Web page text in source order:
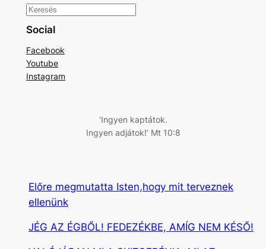
K
e
e
s
Social
Facebook
Youtube
Instagram
‘Ingyen kaptátok.
Ingyen adjátok!’ Mt 10:8
Előre megmutatta Isten,hogy mit terveznek
ellenünk
JÉG AZ ÉGBŐL! FEDEZÉKBE, AMÍG NEM KÉSŐ!